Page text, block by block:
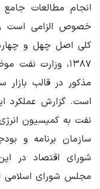
انجام مطالعات
خصوص الزامی ‌است
۱۳۸۷، وزارت
مذکور در قالب
است. گزارش عملکرد
نفت به کمیسیون
سازمان برنامه و
شورای اقتصاد در
مجلس شورای اسلامی